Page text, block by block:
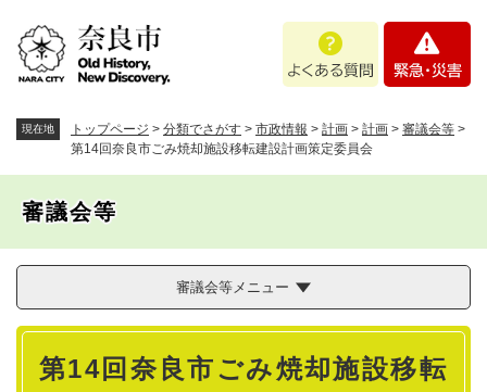
あ
問
・
現在地 トップページ > 分類でさがす > 市政情報 > 計画 > 計画 > 審議会等 >
第14回奈良市ごみ焼却施設移転建設計画策定委員会
審議会等
審議会等メニュー
本
第14回奈良市ごみ焼却施設移転